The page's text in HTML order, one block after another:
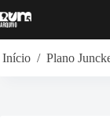
para
Início / Plano